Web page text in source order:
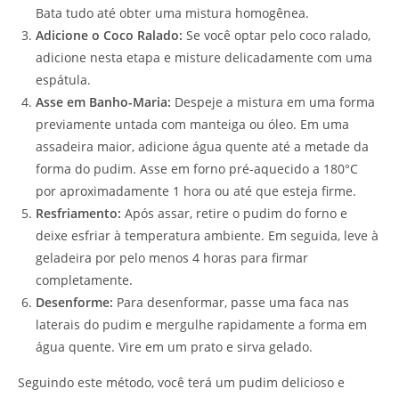
Bata tudo até obter uma mistura homogênea.
Adicione o Coco Ralado: Se você optar pelo coco ralado,
adicione nesta etapa e misture delicadamente com uma
espátula.
Asse em Banho-Maria: Despeje a mistura em uma forma
previamente untada com manteiga ou óleo. Em uma
assadeira maior, adicione água quente até a metade da
forma do pudim. Asse em forno pré-aquecido a 180°C
por aproximadamente 1 hora ou até que esteja firme.
Resfriamento: Após assar, retire o pudim do forno e
deixe esfriar à temperatura ambiente. Em seguida, leve à
geladeira por pelo menos 4 horas para firmar
completamente.
Desenforme: Para desenformar, passe uma faca nas
laterais do pudim e mergulhe rapidamente a forma em
água quente. Vire em um prato e sirva gelado.
Seguindo este método, você terá um pudim delicioso e